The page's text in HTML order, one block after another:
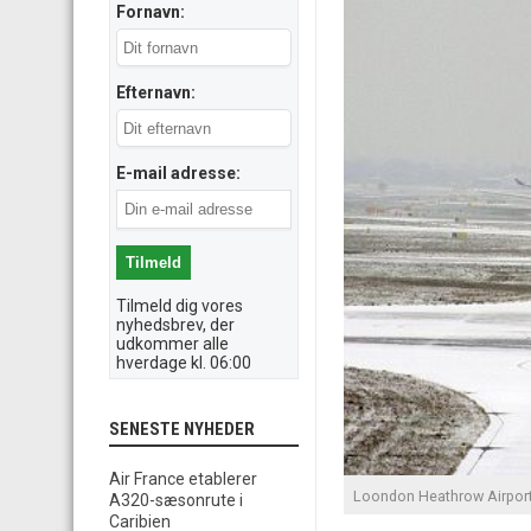
Loondon Heathrow
Fornavn:
Efternavn:
E-mail adresse:
Tilmeld dig vores
nyhedsbrev, der
udkommer alle
hverdage kl. 06:00
SENESTE NYHEDER
Air France etablerer
A320-sæsonrute i
Caribien